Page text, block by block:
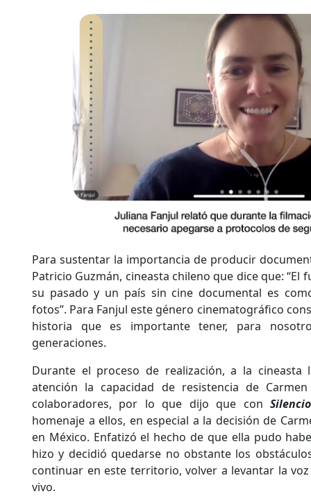
Para sustentar la importancia de producir
Patricio Guzmán, cineasta chileno que dice que: “El
su pasado y un país sin cine documental es
fotos”. Para Fanjul este género cinematográfico
historia que es importante tener, para
generaciones.
Durante el proceso de realización, a la cineasta
atención la capacidad de resistencia de
colaboradores, por lo que dijo que con
homenaje a ellos, en especial a la decisión de
en México. Enfatizó el hecho de que ella pudo
hizo y decidió quedarse no obstante los
continuar en este territorio, volver a levantar la
vivo.